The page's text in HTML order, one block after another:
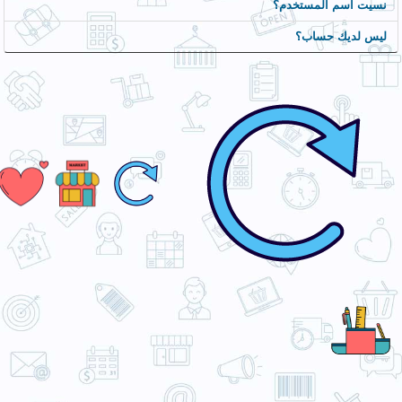
ج
م
ي
ت
ج
ت
ا
م
ف
ل
ة
نسيت اسم المستخدم؟
ليس لديك حساب؟